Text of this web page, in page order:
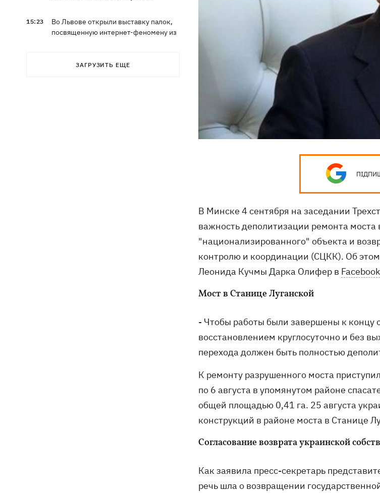
15:23
Во Львове открыли выставку палок,
посвященную интернет-феномену из
Криминал вместо концерта The
ЗАГРУЗИТЬ ЕЩЕ
В Минске 4 сентября на заседании
важность деполитизации ремонта моста
"национализированного" объекта и
контролю и координации (СЦКК). Об
Леонида Кучмы Дарка Олифер в Facebook
Мост в Станице Луганской
- Чтобы работы были завершены к концу
восстановлением круглосуточно и без
перехода должен быть полностью
К ремонту разрушенного моста
по 6 августа в упомянутом районе
общей площадью 0,41 га. 25 августа
конструкций в районе моста в Станице
Согласование возврата украинской
Как заявила пресс-секретарь
речь шла о возвращении